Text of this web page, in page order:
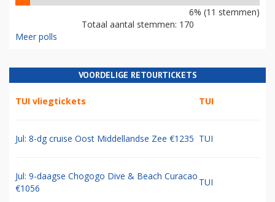
6% (11 stemmen)
Totaal aantal stemmen: 170
Meer polls
VOORDELIGE RETOURTICKETS
TUI vliegtickets TUI
Jul: 8-dg cruise Oost Middellandse Zee €1235 TUI
Jul: 9-daagse Chogogo Dive & Beach Curacao
€1056
TUI